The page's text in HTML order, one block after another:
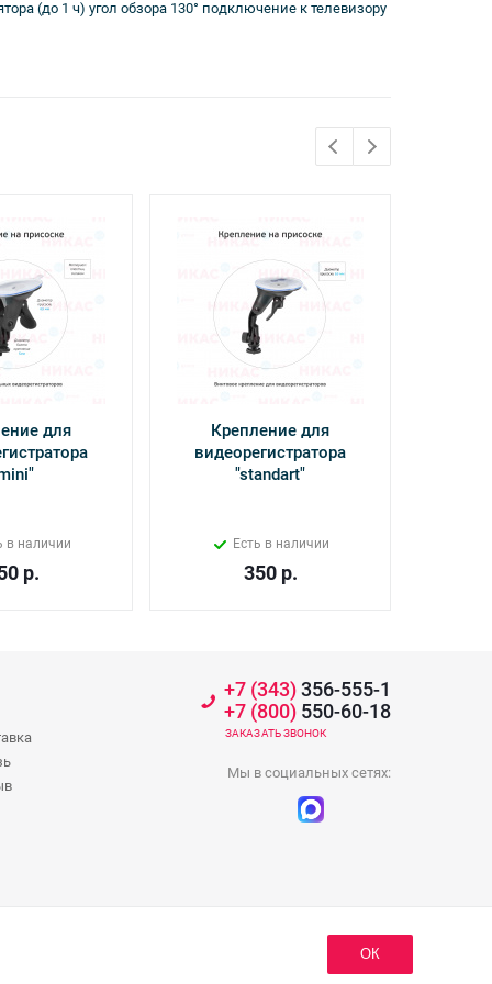
(до 1 ч) угол обзора 130° подключение к телевизору
для
в наличии
р.
Крепление для
видеорегистратора
"standart"
Есть в наличии
350р.
+7 (343)356-555-1
+7 (800) 550-60-18
ЗАКАЗАТЬ ЗВОНОК
Мы в социальных сетях:
ОК